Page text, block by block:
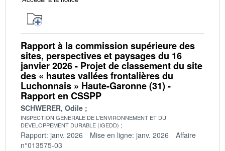
Rapport à la commission supérieure des
sites, perspectives et paysages du 16
janvier 2026 - Projet de classement du site
des « hautes vallées frontalières du
Luchonnais » Haute-Garonne (31) -
Rapport en CSSPP
SCHWERER, Odile
INSPECTION GENERALE DE L'ENVIRONNEMENT ET DU
DEVELOPPEMENT DURABLE (IGEDD)
Rapport: janv. 2026 Mise en ligne: janv. 2026
Affaire
n°013575-03